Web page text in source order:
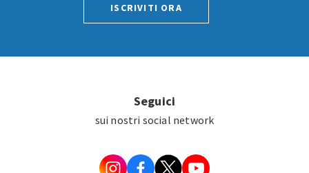
ISCRIVITI ORA
Seguici
sui nostri social network